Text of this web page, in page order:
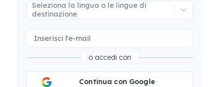
Seleziona la lingua o le lingue di
destinazione
o accedi con
Continua con Google